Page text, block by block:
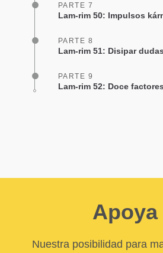
PARTE 7
Lam-rim 50: Impulsos
PARTE 8
Lam-rim 51: Disipar
PARTE 9
Lam-rim 52: Doce
Nuestra posibilidad para